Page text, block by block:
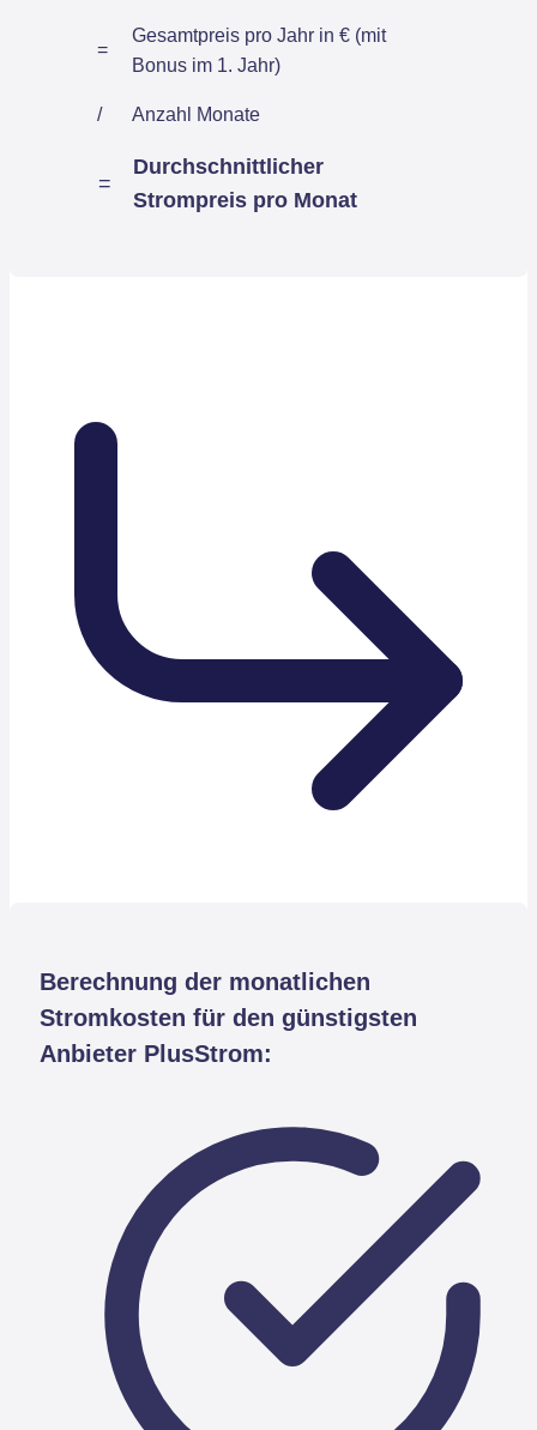
=
Gesamtpreis pro Jahr in € (mit
Bonus im 1. Jahr)
/ Anzahl Monate
=
Durchschnittlicher
Strompreis pro Monat
Berechnung der monatlichen
Stromkosten für den günstigsten
Anbieter PlusStrom: